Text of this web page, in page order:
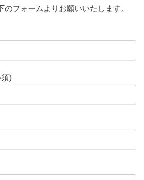
のフォームよりお願いいたします。
須)